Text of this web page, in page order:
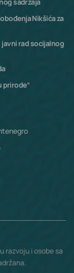
Nikšića za
rad socijalnog
prirode“
razvoju i osobe sa